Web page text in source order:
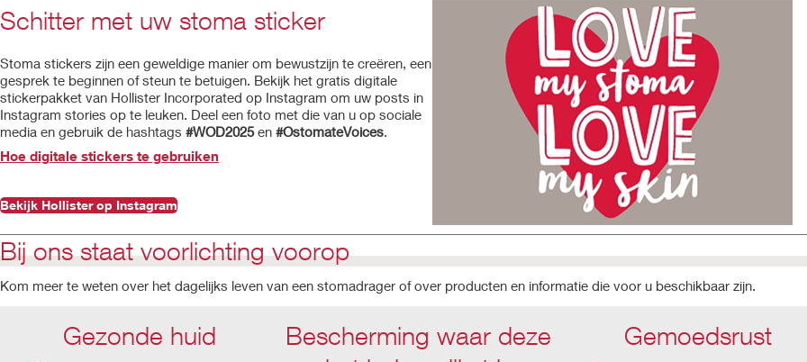
Schitter met uw stoma sticker
Stoma stickers zijn een geweldige manier om bewustzijn te creëren, een
gesprek te beginnen of steun te betuigen. Bekijk het gratis digitale
stickerpakket van Hollister Incorporated op Instagram om uw posts in
Instagram stories op te leuken. Deel een foto met die van u op sociale
media en gebruik de hashtags #WOD2025en #OstomateVoices.
Hoe digitale stickers te gebruiken
Bekijk Hollister op Instagram
Bij ons staat voorlichting voorop
Kom meer te weten over het dagelijks leven van een stomadrager of over producten en informatie die voor u beschikbaar zijn.
Gezonde huid
Bescherming waar deze
Gemoedsrust